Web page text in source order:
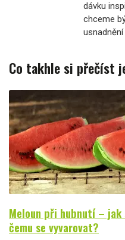
dávku
chceme
Co takhle si přečíst
Meloun při hubnutí –
čemu se vyvarovat?